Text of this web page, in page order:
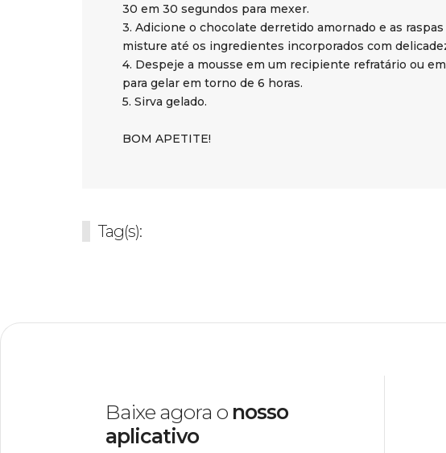
30 em 30 segundos para mexer.
3. Adicione o chocolate derretido amornado e as
misture até os ingredientes incorporados com
4. Despeje a mousse em um recipiente refratário ou
para gelar em torno de 6 horas.
5. Sirva gelado.
BOM APETITE!
Tag(s):
Baixe agora o nosso
aplicativo